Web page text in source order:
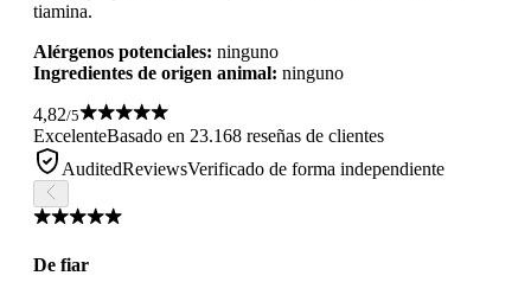
tiamina.
Alérgenos potenciales: ninguno
Ingredientes de origen animal: ninguno
4,82/5
ExcelenteBasado en 23.168 reseñas de clientes
AuditedReviewsVerificado de forma independiente
De fiar